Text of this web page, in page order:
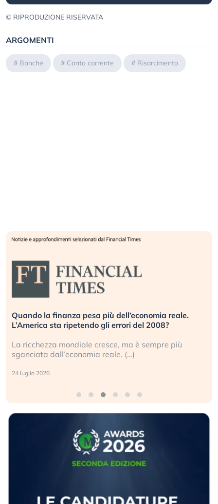
© RIPRODUZIONE RISERVATA
ARGOMENTI
# Banche # Conto corrente # Risarcimento
reale.
2008?
sempre più
Russia e Cina pronti a spegnere
investitori stanno sottovalutando il
Gli investitori tech continuano a
geopolitico: il (…)